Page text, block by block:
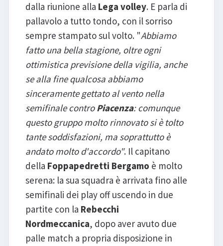
dalla riunione alla Lega volley. E parla di
pallavolo a tutto tondo, con il sorriso
sempre stampato sul volto. "Abbiamo
fatto una bella stagione, oltre ogni
ottimistica previsione della vigilia, anche
se alla fine qualcosa abbiamo
sinceramente gettato al vento nella
semifinale controPiacenza: comunque
questo gruppo molto rinnovato si è tolto
tante soddisfazioni, ma soprattutto è
andato molto d'accordo". Il capitano
della Foppapedretti Bergamo è molto
serena: la sua squadra è arrivata fino alle
semifinali dei play off uscendo in due
partite con la Rebecchi
Nordmeccanica, dopo aver avuto due
palle match a propria disposizione in